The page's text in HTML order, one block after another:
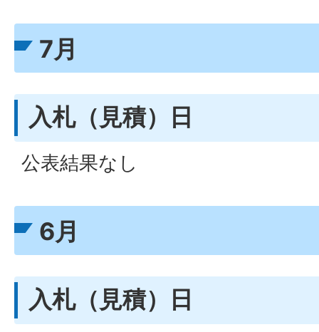
7月
入札（見積）日
公表結果なし
6月
入札（見積）日